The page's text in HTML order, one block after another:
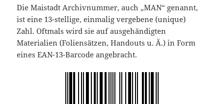
Die Maistadt Archivnummer, auch „MAN“ genannt,
ist eine 13-stellige, einmalig vergebene (unique)
Zahl. Oftmals wird sie auf ausgehändigten
Materialien (Foliensätzen, Handouts u. Ä.) in Form
eines EAN-13-Barcode angebracht.